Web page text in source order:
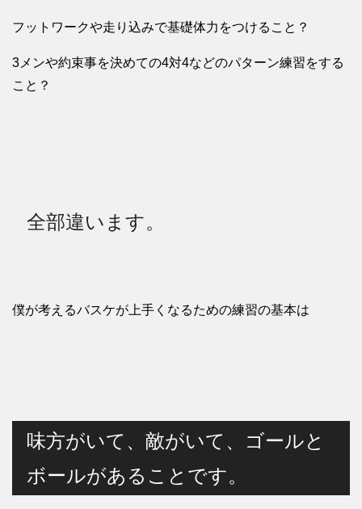
フットワークや走り込みで基礎体力をつけること？
3メンや約束事を決めての4対4などのパターン練習をする
こと？
全部違います。
僕が考えるバスケが上手くなるための練習の基本は
味方がいて、敵がいて、ゴールと
ボールがあることです。